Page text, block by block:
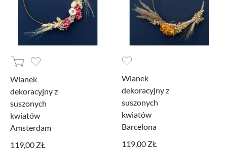
Wianek
dekoracyjny z
suszonych
kwiatów
Amsterdam
119,00 ZŁ
Wianek
dekoracyjny z
suszonych
kwiatów
Barcelona
119,00 ZŁ